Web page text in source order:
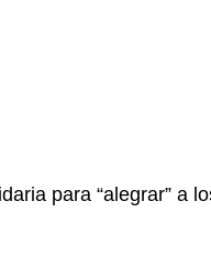
para “alegrar” a